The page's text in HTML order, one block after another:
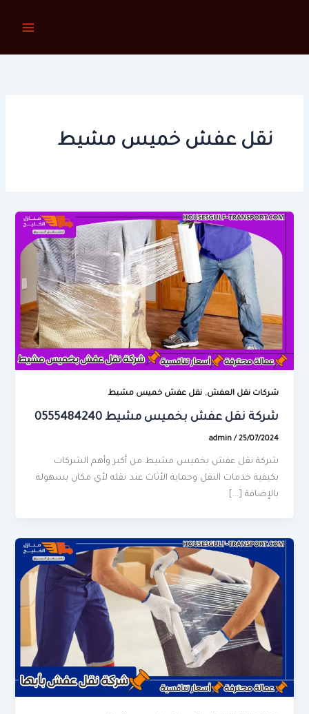
نقل عفش خميس مشيط
شركات نقل العفش,نقل عفش خميس مشيط
شركة نقل عفش بخميس مشيط 0555484240
admin/ 25/07/2024
شركة نقل عفش بخميس مشيط من أكبر وأهم الشركات
بكيفية خدمات النقل وحماية الأثاث عند نقله لأي مكان بسهولة
بالإضافة […]